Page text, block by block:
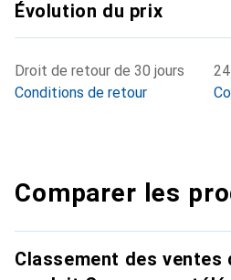
Évolution du prix
Droit de retour de 30 jours
Conditions de retour
Comparer les
Classement des ventes